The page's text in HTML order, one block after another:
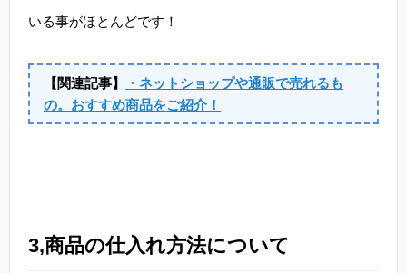
いる事がほとんどです！
【関連記事】
・ネットショップや通販で売れるも
の。おすすめ商品をご紹介！
3,商品の仕入れ方法について